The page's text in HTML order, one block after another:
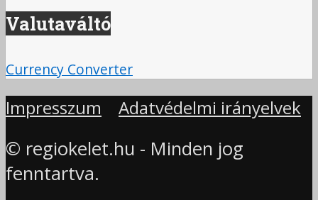
Valutaváltó
Currency Converter
Impresszum Adatvédelmi irányelvek
© regiokelet.hu - Minden jog
fenntartva.